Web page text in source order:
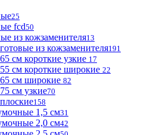
25
fcd50
из кожзаменителя13
из кожзаменителя191
см короткие узкие 17
см короткие широкие 22
см широкие 82
см узкие70
158
1,5 см31
2,0 см42